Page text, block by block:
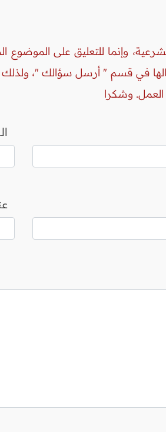
وإنما للتعليق على الموضوع
في قسم " أرسل سؤالك "،
وشكرا